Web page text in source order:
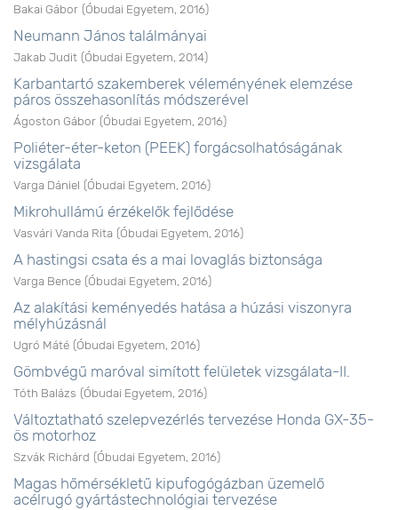
Bakai Gábor (Óbudai Egyetem 2016)
Neumann János találmányai
Jakab Judit (Óbudai Egyetem 2014)
Karbantartó szakemberek véleményének elemzése
páros összehasonlítás módszerével
Ágoston Gábor (Óbudai Egyetem 2016)
Poliéter-éter-keton (PEEK) forgácsolhatóságának
vizsgálata
Varga Dániel (Óbudai Egyetem 2016)
Mikrohullámú érzékelők fejlődése
Vasvári Vanda Rita (Óbudai Egyetem 2016)
A hastingsi csata és a mai lovaglás biztonsága
Varga Bence (Óbudai Egyetem 2016)
Az alakítási keményedés hatása a húzási viszonyra
mélyhúzásnál
Ugró Máté (Óbudai Egyetem 2016)
Gömbvégű maróval simított felületek vizsgálata-II.
Tóth Balázs (Óbudai Egyetem 2016)
Változtatható szelepvezérlés tervezése Honda GX-35-
ös motorhoz
Szvák Richárd (Óbudai Egyetem 2016)
Magas hőmérsékletű kipufogógázban üzemelő
acélrugó gyártástechnológiai tervezése